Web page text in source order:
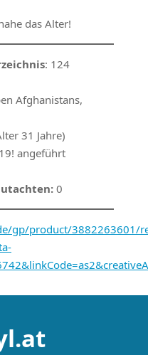
das Alter!
: 124
Afghanistans,
31 Jahre)
angeführt
0
gp/product/3882263601/